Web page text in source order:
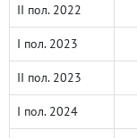
II пол. 2022
I пол. 2023
II пол. 2023
I пол. 2024